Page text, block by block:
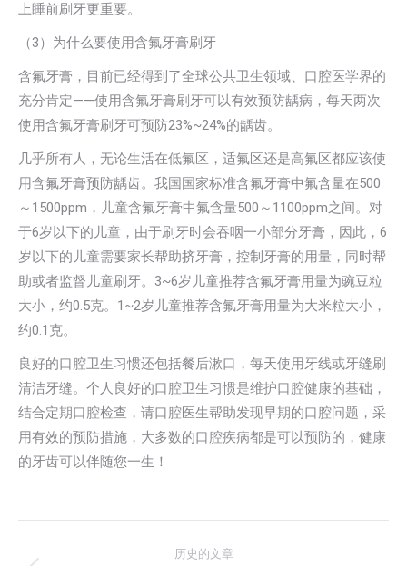
上睡前刷牙更重要。
（3）为什么要使用含氟牙膏刷牙
含氟牙膏，目前已经得到了全球公共卫生领域、口腔医学界的
充分肯定——使用含氟牙膏刷牙可以有效预防龋病，每天两次
使用含氟牙膏刷牙可预防23%~24%的龋齿。
几乎所有人，无论生活在低氟区，适氟区还是高氟区都应该使
用含氟牙膏预防龋齿。我国国家标准含氟牙膏中氟含量在500
～1500ppm，儿童含氟牙膏中氟含量500～1100ppm之间。对
于6岁以下的儿童，由于刷牙时会吞咽一小部分牙膏，因此，6
岁以下的儿童需要家长帮助挤牙膏，控制牙膏的用量，同时帮
助或者监督儿童刷牙。3~6岁儿童推荐含氟牙膏用量为豌豆粒
大小，约0.5克。1~2岁儿童推荐含氟牙膏用量为大米粒大小，
约0.1克。
良好的口腔卫生习惯还包括餐后漱口，每天使用牙线或牙缝刷
清洁牙缝。个人良好的口腔卫生习惯是维护口腔健康的基础，
结合定期口腔检查，请口腔医生帮助发现早期的口腔问题，采
用有效的预防措施，大多数的口腔疾病都是可以预防的，健康
的牙齿可以伴随您一生！
历史的文章